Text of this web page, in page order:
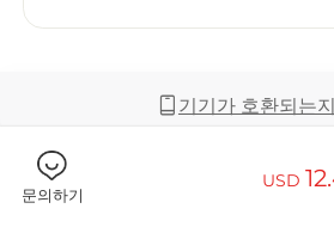
데이터
기기가 호환되는
커버리지 및 네트워크
문의하기
USD